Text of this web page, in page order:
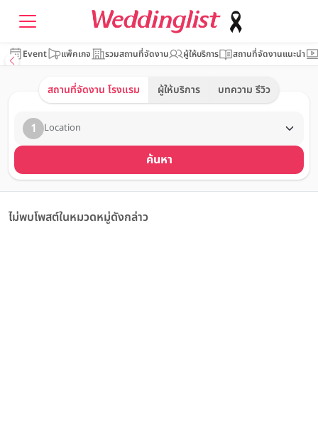
Event แพ็คเกจ รวมสถานที่จัดงาน ผู้ให้บริการ สถานที่จัดงานแนะนำ
สถานที่จัดงาน โรงแรม ผู้ให้บริการ บทความ รีวิว
1 Location
ค้นหา
ไม่พบโพสต์ในหมวดหมู่ดังกล่าว